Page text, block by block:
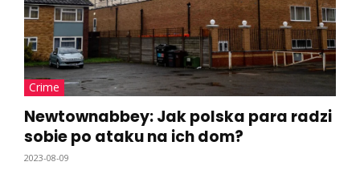
Crime
Newtownabbey: Jak polska para radzi
sobie po ataku na ich dom?
2023-08-09